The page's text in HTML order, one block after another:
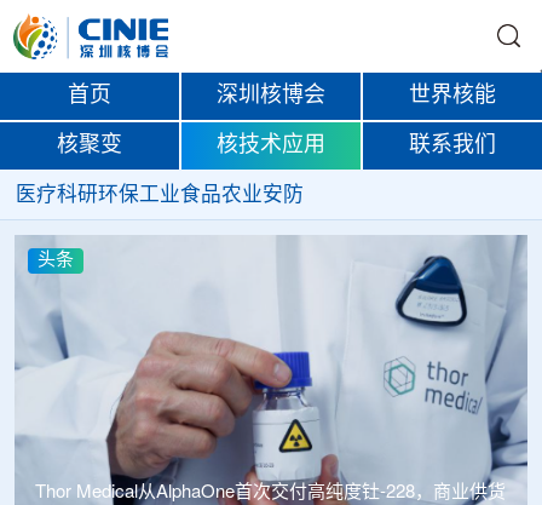
首页 深圳核博会 世界核能
核聚变 核技术应用 联系我们
医疗科研环保工业食品农业安防
头条
Thor Medical从AlphaOne首次交付高纯度钍-228，商业供货